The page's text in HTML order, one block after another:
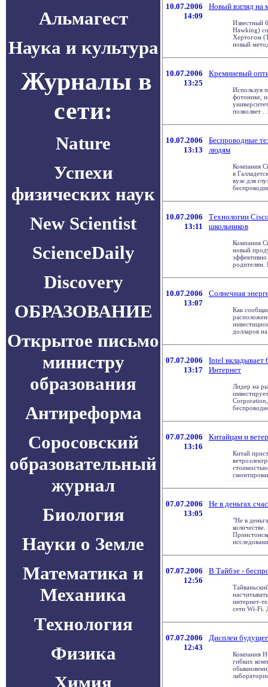
Альмагест
Наука и культура
Журналы в
сети:
Nature
Успехи
физических наук
New Scientist
ScienceDaily
Discovery
ОБРАЗОВАНИЕ
Открытое письмо
министру
образования
Антиреформа
Соросовский
образовательный
журнал
Биология
Науки о Земле
Математика и
Механика
Технология
Физика
Химия
10.07.2006
14:09
Новый взгляд на
Известный
Hawking)
Хертогом
новый
10.07.2006
13:25
Кремниевый
Используя
фотонике,
позволяет .
10.07.2006
13:13
Беспроводные
людям
Компания
в
вузе для
10.07.2006
13:11
Технологии
школьников
Компания
новый
родителям.
10.07.2006
13:07
Солнечная
Как
долларов
07.07.2006
13:17
Intel вкладывает
Интернет
Лидер на
07.07.2006
13:16
Китайцам и
Китай
07.07.2006
13:05
Не в деньгах
"Не в
07.07.2006
12:56
В Тайбэе -
интернет-
сети Wi-Fi.
07.07.2006
12:43
Дисплеи
Компания
гибких